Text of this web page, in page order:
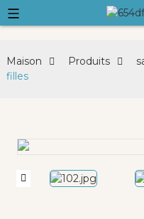
Maison Produits
filles